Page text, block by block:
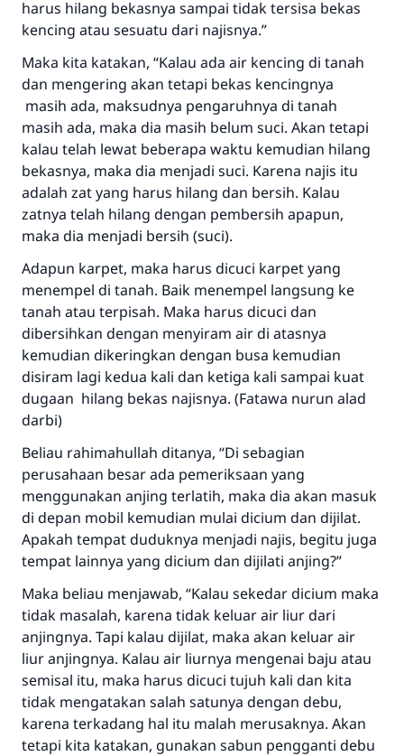
harus hilang bekasnya sampai tidak tersisa bekas
kencing atau sesuatu dari najisnya.”
Maka kita katakan, “Kalau ada air kencing di tanah
dan mengering akan tetapi bekas kencingnya
masih ada, maksudnya pengaruhnya di tanah
masih ada, maka dia masih belum suci. Akan tetapi
kalau telah lewat beberapa waktu kemudian hilang
bekasnya, maka dia menjadi suci. Karena najis itu
adalah zat yang harus hilang dan bersih. Kalau
zatnya telah hilang dengan pembersih apapun,
maka dia menjadi bersih (suci).
Adapun karpet, maka harus dicuci karpet yang
menempel di tanah. Baik menempel langsung ke
tanah atau terpisah. Maka harus dicuci dan
dibersihkan dengan menyiram air di atasnya
kemudian dikeringkan dengan busa kemudian
disiram lagi kedua kali dan ketiga kali sampai kuat
dugaan hilang bekas najisnya. (Fatawa nurun alad
darbi)
Beliau rahimahullah ditanya, “Di sebagian
perusahaan besar ada pemeriksaan yang
menggunakan anjing terlatih, maka dia akan masuk
di depan mobil kemudian mulai dicium dan dijilat.
Apakah tempat duduknya menjadi najis, begitu juga
tempat lainnya yang dicium dan dijilati anjing?”
Maka beliau menjawab, “Kalau sekedar dicium maka
tidak masalah, karena tidak keluar air liur dari
anjingnya. Tapi kalau dijilat, maka akan keluar air
liur anjingnya. Kalau air liurnya mengenai baju atau
semisal itu, maka harus dicuci tujuh kali dan kita
tidak mengatakan salah satunya dengan debu,
karena terkadang hal itu malah merusaknya. Akan
tetapi kita katakan, gunakan sabun pengganti debu
Jawaban no. 110845
menyelamatkan pernikahan.
Bantu kami dalam memberikan jawaban untuk umat
Rasulullah ﷺ bersabda
"Siapa yang menunjukkan suatu kebaikan,
meka dia akan mendapatkan pahala yang
sama dengan orang yang melakukannya"
MUSLIM, 1893